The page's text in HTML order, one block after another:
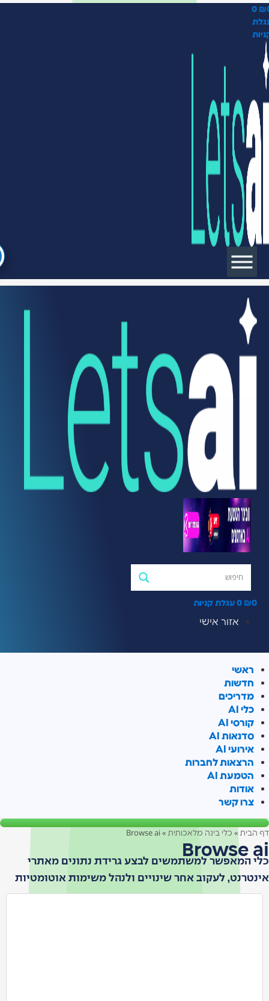
₪
0
₪0
0 עגלת קניות
אזור אישי
ראשי
חדשות
מדריכים
כלי AI
קורסי AI
סדנאות AI
אירועי AI
הרצאות לחברות
הטמעת AI
אודות
צרו קשר
דף הבית » כלי בינה מלאכותית »
Browse ai
Browse ai
כלי המאפשר למשתמשים לבצע גרידת נתונים מאתרי
אינטרנט, לעקוב אחר שינויים ולנהל משימות אוטומטיות